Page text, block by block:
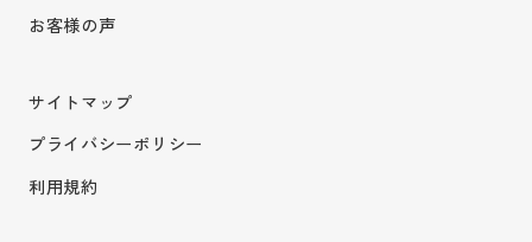
お客様の声
サイトマップ
プライバシーポリシー
利用規約